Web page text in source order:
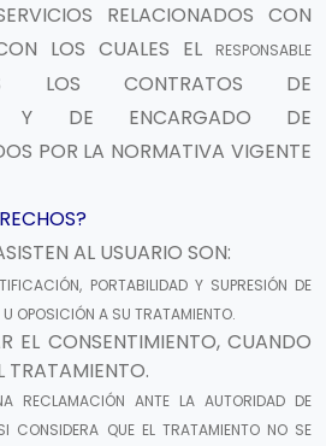
RELACIONADOS CON
LOS CUALES EL
RESPONSABLE
LOS CONTRATOS DE
Y DE ENCARGADO DE
POR LA NORMATIVA VIGENTE
AL USUARIO SON:
PORTABILIDAD Y SUPRESIÓN DE
OPOSICIÓN A SU TRATAMIENTO.
EL CONSENTIMIENTO, CUANDO
TRATAMIENTO.
RECLAMACIÓN ANTE LA AUTORIDAD DE
CONSIDERA QUE EL TRATAMIENTO NO SE